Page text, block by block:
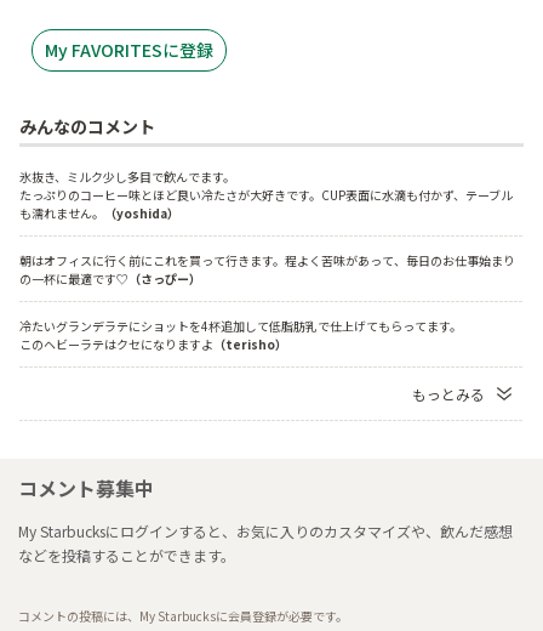
My FAVORITESに登録
みんなのコメント
氷抜き、ミルク少し多目で飲んでます。
たっぷりのコーヒー味とほど良い冷たさが大好きです。CUP表面に水滴も付かず、テーブル
も濡れません。
（yoshida）
朝はオフィスに行く前にこれを買って行きます。程よく苦味があって、毎日のお仕事始まり
の一杯に最適です♡ （さっぴー）
冷たいグランデラテにショットを4杯追加して低脂肪乳で仕上げてもらってます。
このヘビーラテはクセになりますよ （terisho）
もっとみる
コメント募集中
My Starbucksにログインすると、お気に入りのカスタマイズや、飲んだ感想
などを投稿することができます。
コメントの投稿には、My Starbucksに会員登録が必要です。